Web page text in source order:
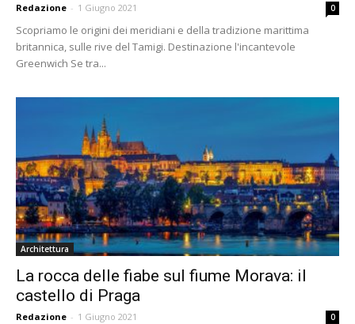
Redazione - 1 Giugno 2021 0
Scopriamo le origini dei meridiani e della tradizione marittima
britannica, sulle rive del Tamigi. Destinazione l'incantevole
Greenwich Se tra...
Architettura
La rocca delle fiabe sul fiume Morava: il
castello di Praga
Redazione - 1 Giugno 2021 0